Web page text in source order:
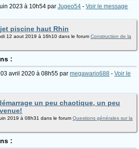
2023 à 10h54 par Jugeo54 - Voir le message
piscine haut Rhin
12 aout 2019 à 16h10 dans le forum Construction de la
:
avril 2020 à 08h55 par megawario688 - Voir le
un peu chaotique, un peu
2019 à 08h31 dans le forum Questions générales sur la
: